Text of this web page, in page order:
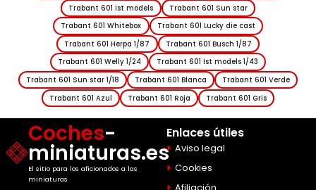
Trabant 601 Ist models
Trabant 601 Sun star
Trabant 601 Whitebox
Trabant 601 Lucky die cast
Trabant 601 Herpa 1/87
Trabant 601 Busch 1/87
Trabant 601 Welly 1/24
Trabant 601 Ist models 1/43
Trabant 601 Sun star 1/18
Trabant 601 Blanca
Trabant 601 Verde
Trabant 601 Azul
Trabant 601 Roja Trabant 601 Gris
Coches-
miniaturas.es
El sitio para los aficionados a las
miniaturas
Enlaces útiles
Aviso legal
Cookies